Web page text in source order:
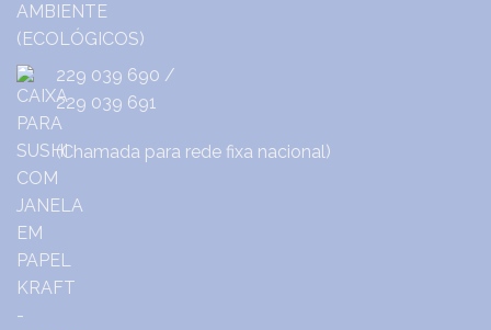
229 039 690 /
229 039 691
(Chamada para rede fixa nacional)